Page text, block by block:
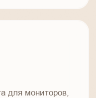
для мониторов,